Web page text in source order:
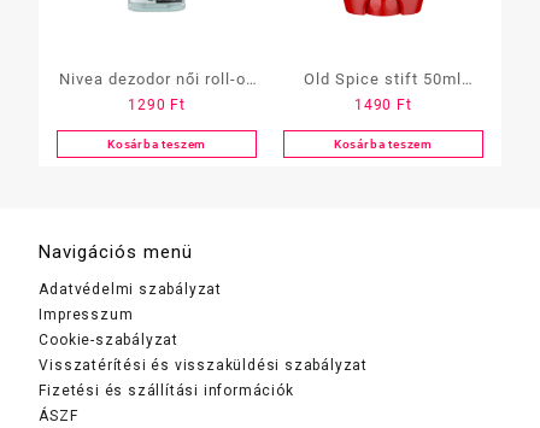
Nivea dezodor női roll-on
50ml
1290 Ft
Kosárba teszem
Old Spice stift 50ml
Whitewater
1490 Ft
Kosárba teszem
Navigációs menü
Adatvédelmi szabályzat
Impresszum
Cookie-szabályzat
Visszatérítési és visszaküldési szabályzat
Fizetési és szállítási információk
ÁSZF